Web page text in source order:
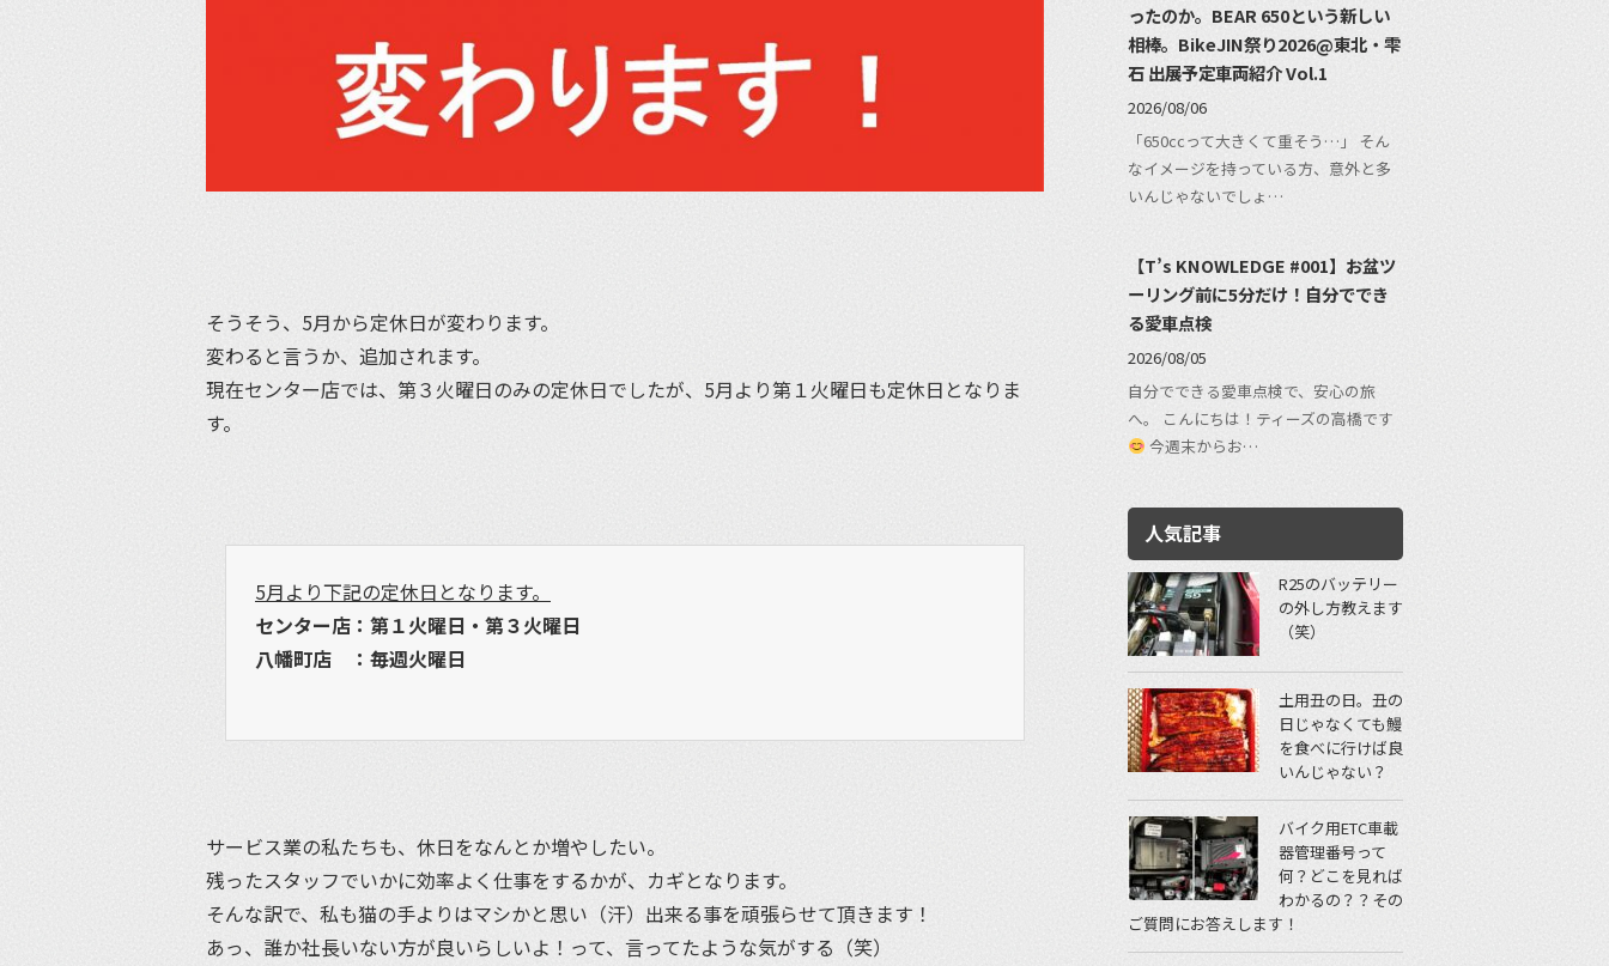
そうそう、5月から定休日が変わります。
変わると言うか、追加されます。
現在センター店では、第３火曜日のみの定休日でしたが、5月より第１火曜日も定休日となりま
す。
5月より下記の定休日となります。
センター店：第１火曜日・第３火曜日
八幡町店 ：毎週火曜日
サービス業の私たちも、休日をなんとか増やしたい。
残ったスタッフでいかに効率よく仕事をするかが、カギとなります。
そんな訳で、私も猫の手よりはマシかと思い（汗）出来る事を頑張らせて頂きます！
あっ、誰か社長いない方が良いらしいよ！って、言ってたような気がする（笑）
ったのか。BEAR 650という新しい
相棒。BikeJIN祭り2026@東北・雫
石 出展予定車両紹介 Vol.1
2026/08/06
「650ccって大きくて重そう…」 そん
なイメージを持っている方、意外と多
いんじゃないでしょ…
【T’s KNOWLEDGE #001】お盆ツ
ーリング前に5分だけ！自分ででき
る愛車点検
2026/08/05
自分でできる愛車点検で、安心の旅
へ。 こんにちは！ティーズの高橋です
今週末からお…
人気記事
R25のバッテリー
の外し方教えます
（笑）
土用丑の日。丑の
日じゃなくても鰻
を食べに行けば良
いんじゃない？
バイク用ETC車載
器管理番号って
何？どこを見れば
わかるの？？その
ご質問にお答えします！